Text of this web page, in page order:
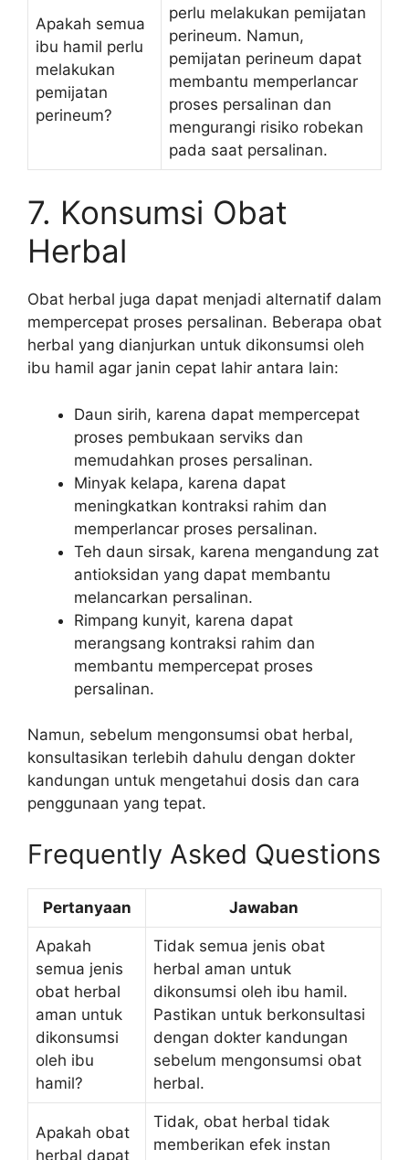
Apakah semua
ibu hamil perlu
melakukan
pemijatan
perineum?
perlu melakukan pemijatan
perineum. Namun,
pemijatan perineum dapat
membantu memperlancar
proses persalinan dan
mengurangi risiko robekan
pada saat persalinan.
7. Konsumsi Obat
Herbal
Obat herbal juga dapat menjadi alternatif dalam
mempercepat proses persalinan. Beberapa obat
herbal yang dianjurkan untuk dikonsumsi oleh
ibu hamil agar janin cepat lahir antara lain:
Daun sirih, karena dapat mempercepat
proses pembukaan serviks dan
memudahkan proses persalinan.
Minyak kelapa, karena dapat
meningkatkan kontraksi rahim dan
memperlancar proses persalinan.
Teh daun sirsak, karena mengandung zat
antioksidan yang dapat membantu
melancarkan persalinan.
Rimpang kunyit, karena dapat
merangsang kontraksi rahim dan
membantu mempercepat proses
persalinan.
Namun, sebelum mengonsumsi obat herbal,
konsultasikan terlebih dahulu dengan dokter
kandungan untuk mengetahui dosis dan cara
penggunaan yang tepat.
Frequently Asked Questions
Pertanyaan Jawaban
Apakah
semua jenis
obat herbal
aman untuk
dikonsumsi
oleh ibu
hamil?
Tidak semua jenis obat
herbal aman untuk
dikonsumsi oleh ibu hamil.
Pastikan untuk berkonsultasi
dengan dokter kandungan
sebelum mengonsumsi obat
herbal.
Apakah obat
herbal dapat
Tidak, obat herbal tidak
memberikan efek instan